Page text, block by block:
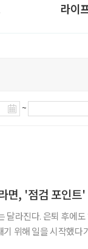
라이
~
면, '점검 포인트'
는 사람들에게 국
위해 일을 시작했다